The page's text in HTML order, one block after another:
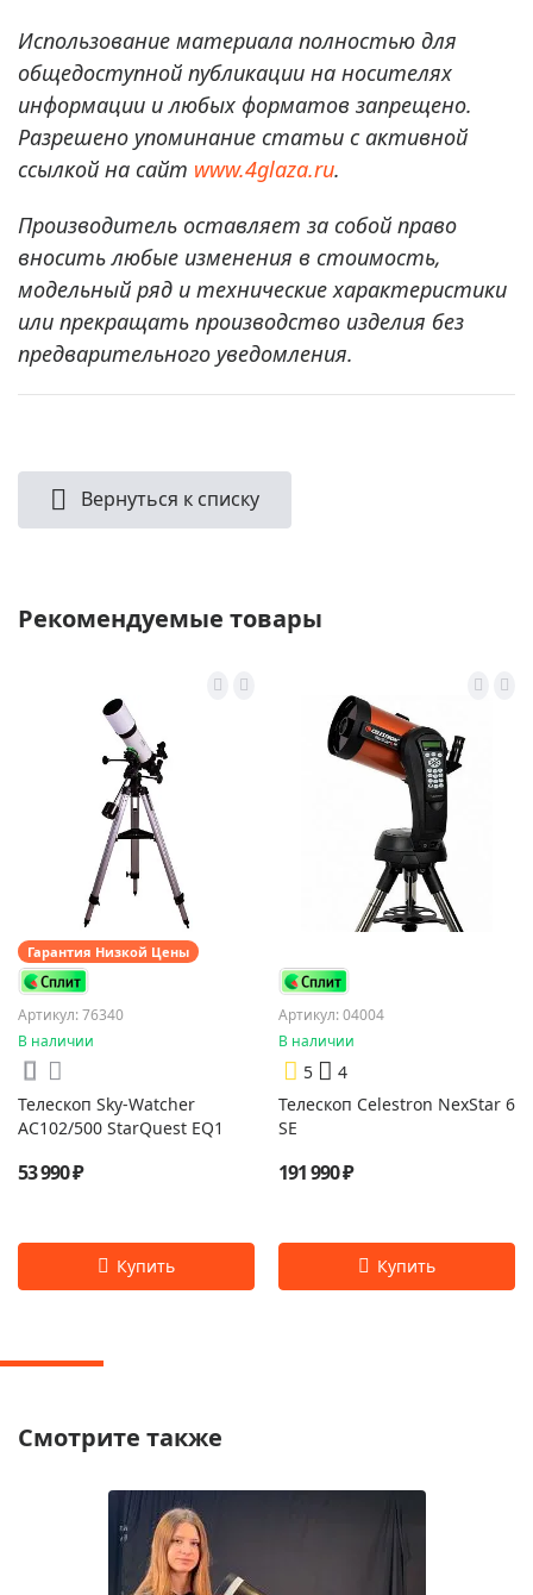
Использование материала полностью для
общедоступной публикации на носителях
информации и любых форматов запрещено.
Разрешено упоминание статьи с активной
ссылкой на сайт www.4glaza.ru.
Производитель оставляет за собой право
вносить любые изменения в стоимость,
модельный ряд и технические характеристики
или прекращать производство изделия без
предварительного уведомления.
Вернуться к списку
Рекомендуемые товары
Гарантия Низкой Цены
Артикул: 76340
В наличии
Телескоп Sky-Watcher
AC102/500 StarQuest EQ1
53 990 ₽
Артикул: 04004
В наличии
5
4
Телескоп Celestron NexStar 6
SE
191 990 ₽
Смотрите также